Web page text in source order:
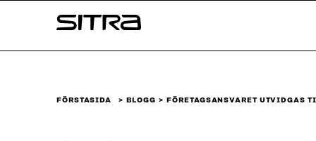
↓
Sitra
FÖRSTASIDA BLOGG FÖRETAGSANSVARET UTVIDGAS